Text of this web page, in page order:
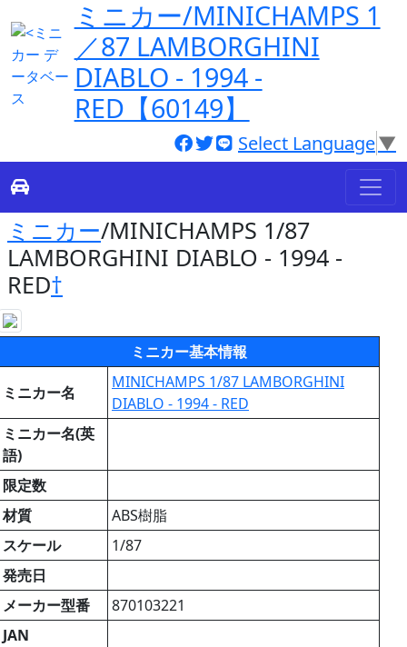
ミニカー/MINICHAMPS 1
／87 LAMBORGHINI
DIABLO - 1994 -
RED【60149】
Select Language▼
ミニカー/MINICHAMPS 1/87
LAMBORGHINI DIABLO - 1994 -
RED†
ミニカー基本情報
ミニカー名
MINICHAMPS 1/87 LAMBORGHINI
DIABLO - 1994 - RED
ミニカー名(英
語)
限定数
材質
ABS樹脂
スケール
1/87
発売日
メーカー型番
870103221
JAN